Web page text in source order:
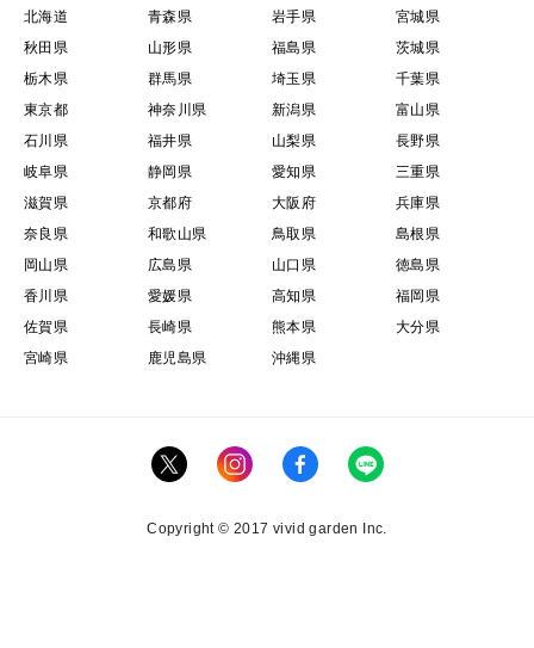
北海道 青森県 岩手県
宮城県
秋田県
山形県 福島県
茨城県
栃木県
群馬県 埼玉県
千葉県
東京都
神奈川県 新潟県
富山県
石川県
福井県 山梨県
長野県
岐阜県
静岡県 愛知県
三重県
滋賀県
京都府 大阪府
兵庫県
奈良県
和歌山県 鳥取県
島根県
岡山県
広島県 山口県
徳島県
香川県
愛媛県 高知県
福岡県
佐賀県
長崎県 熊本県
大分県
宮崎県
鹿児島県 沖縄県
Copyright © 2017 vivid garden Inc.